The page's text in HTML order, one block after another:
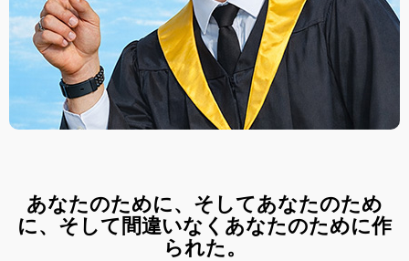
あなたのために、そしてあなたのため
に、そして間違いなくあなたのために作
られた。